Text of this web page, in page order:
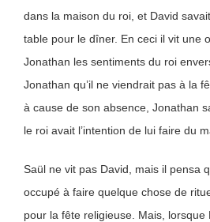
dans la maison du roi, et David
table pour le dîner. En ceci il vit une
Jonathan les sentiments du roi
Jonathan qu’il ne viendrait pas à la
à cause de son absence, Jonathan
le roi avait l’intention de lui faire du
Saül ne vit pas David, mais il pensa
occupé à faire quelque chose de
pour la fête religieuse. Mais, lorsque